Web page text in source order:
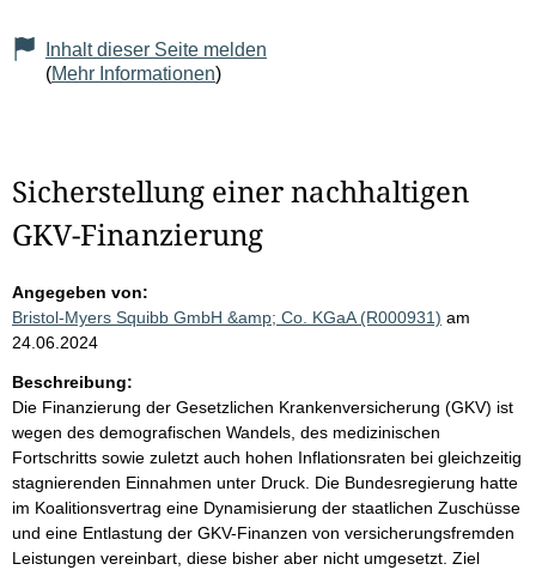
Inhalt dieser Seite melden
(Mehr Informationen)
Sicherstellung einer nachhaltigen
GKV-Finanzierung
Angegeben von:
Bristol-Myers Squibb GmbH &amp; Co. KGaA (R000931) am
24.06.2024
Beschreibung:
Die Finanzierung der Gesetzlichen Krankenversicherung (GKV) ist
wegen des demografischen Wandels, des medizinischen
Fortschritts sowie zuletzt auch hohen Inflationsraten bei gleichzeitig
stagnierenden Einnahmen unter Druck. Die Bundesregierung hatte
im Koalitionsvertrag eine Dynamisierung der staatlichen Zuschüsse
und eine Entlastung der GKV-Finanzen von versicherungsfremden
Leistungen vereinbart, diese bisher aber nicht umgesetzt. Ziel